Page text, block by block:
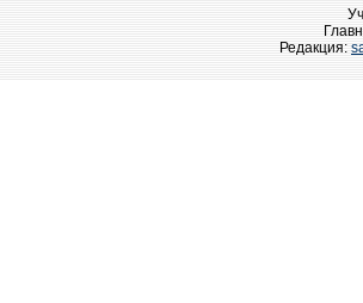
Редакция: